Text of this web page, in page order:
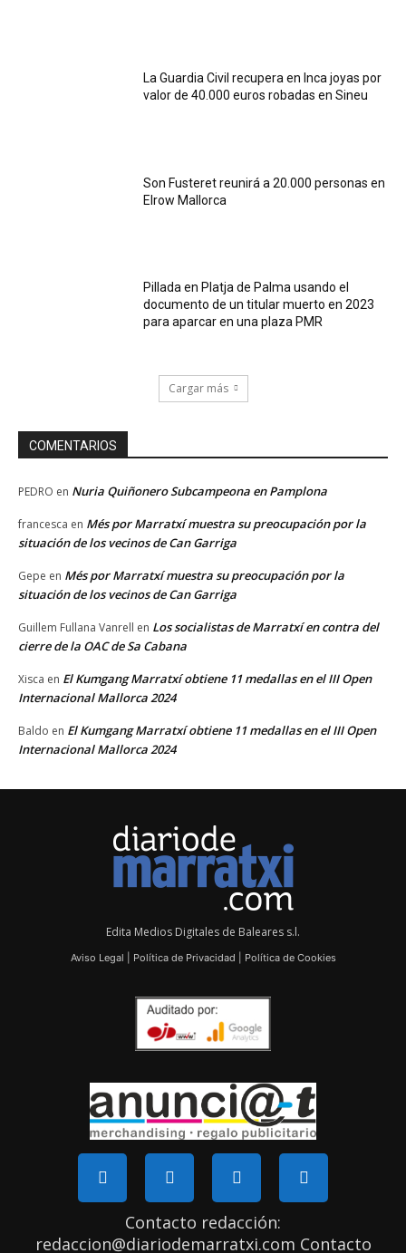
La Guardia Civil recupera en Inca joyas por
valor de 40.000 euros robadas en Sineu
Son Fusteret reunirá a 20.000 personas en
Elrow Mallorca
Pillada en Platja de Palma usando el
documento de un titular muerto en 2023
para aparcar en una plaza PMR
Cargar más
COMENTARIOS
PEDRO en Nuria Quiñonero Subcampeona en Pamplona
francesca en Més por Marratxí muestra su preocupación por la
situación de los vecinos de Can Garriga
Gepe en Més por Marratxí muestra su preocupación por la
situación de los vecinos de Can Garriga
Guillem Fullana Vanrell en Los socialistas de Marratxí en contra del
cierre de la OAC de Sa Cabana
Xisca en El Kumgang Marratxí obtiene 11 medallas en el III Open
Internacional Mallorca 2024
Baldo en El Kumgang Marratxí obtiene 11 medallas en el III Open
Internacional Mallorca 2024
Edita Medios Digitales de Baleares s.l.
Aviso Legal Política de Privacidad Política de Cookies
Contacto redacción:
redaccion@diariodemarratxi.com Contacto